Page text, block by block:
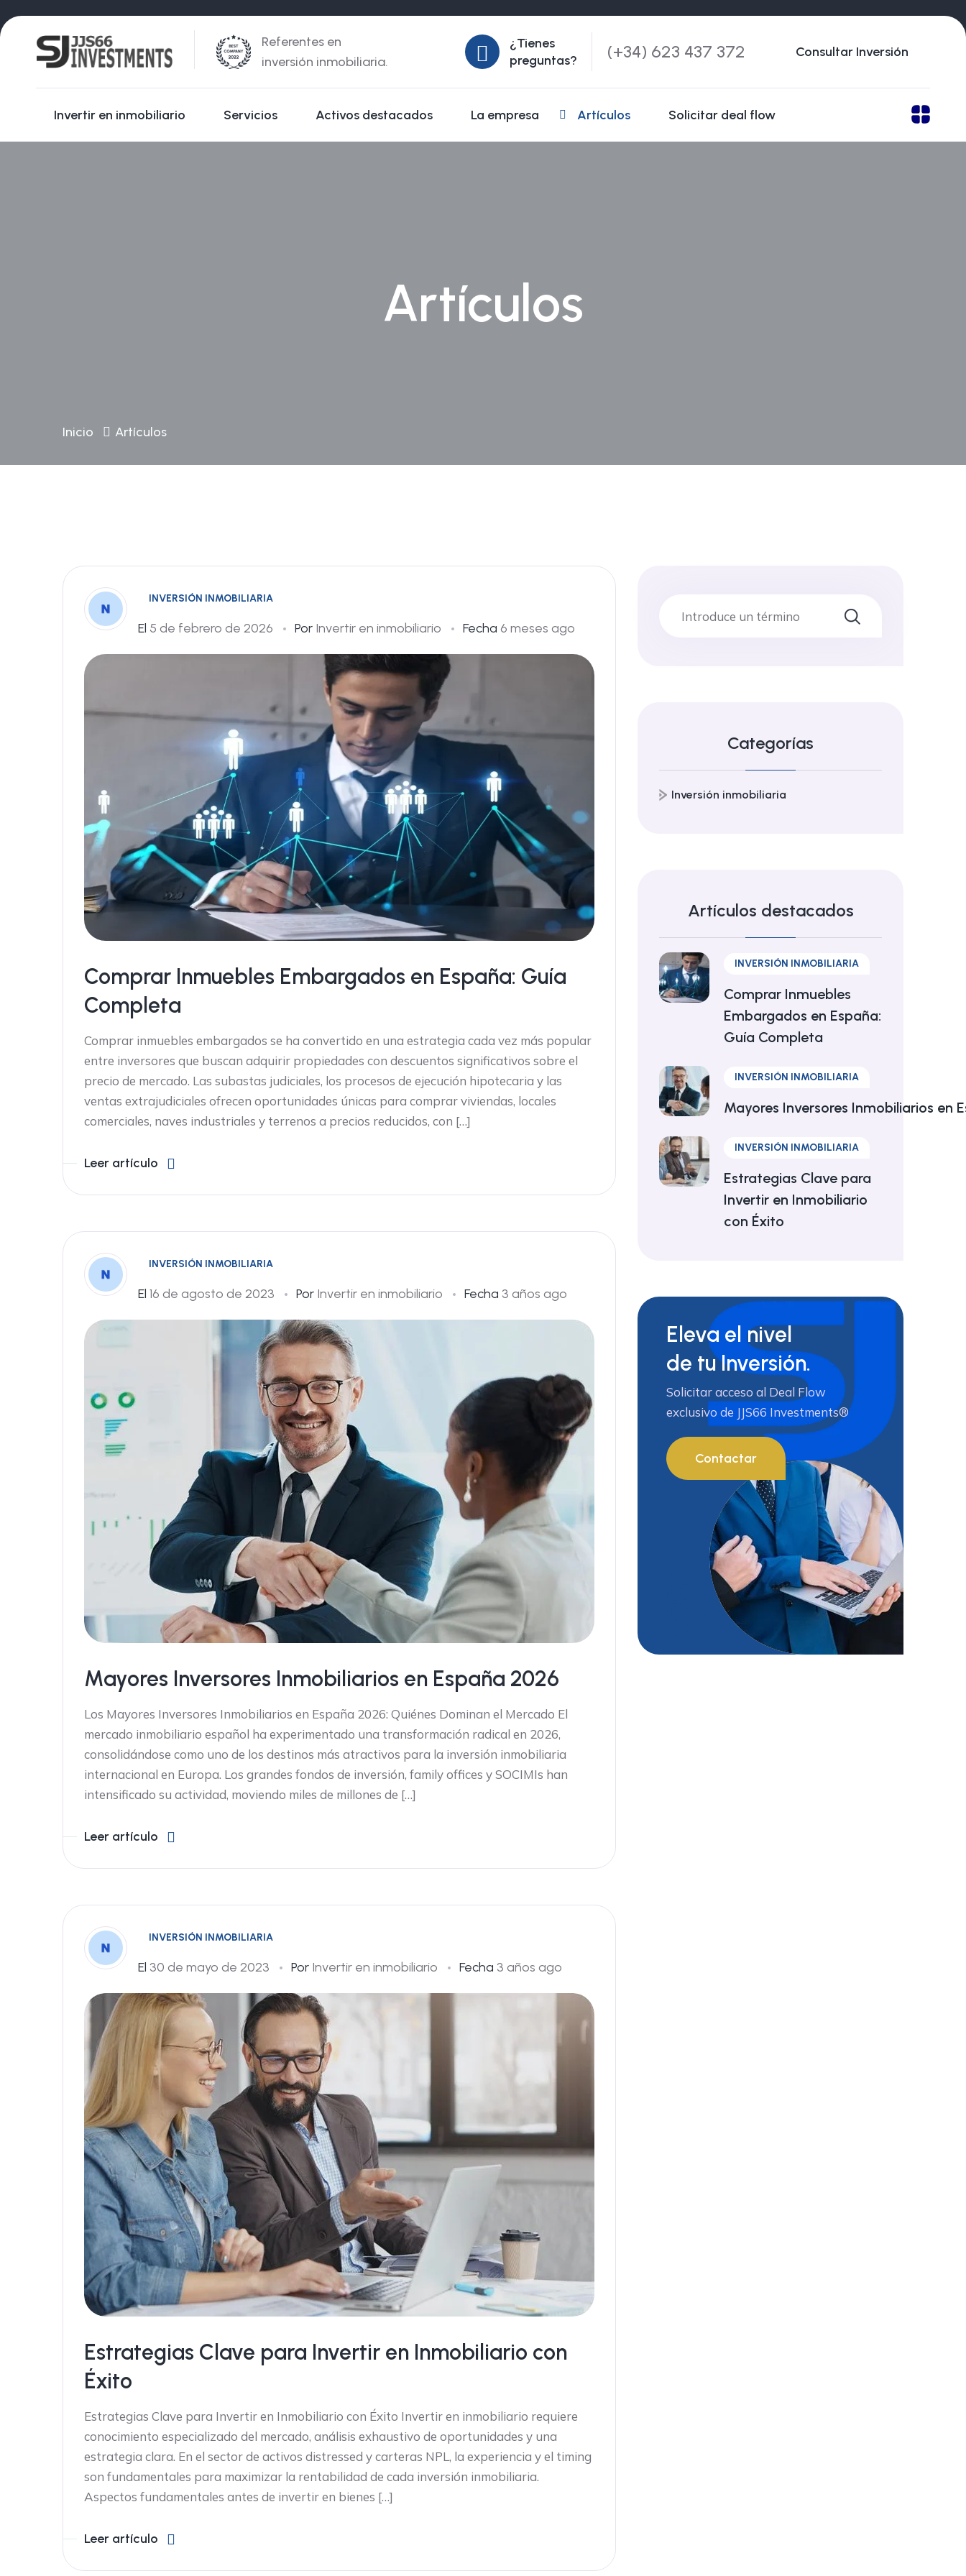
Referentes en
inversión inmobiliaria.
¿Tienes
preguntas?
(+34) 623 437 372 Consultar Inversión
Invertir en inmobiliario Servicios Activos destacados La empresa Artículos Solicitar deal flow
Artículos
Inicio Artículos
INVERSIÓN INMOBILIARIA
El 5 de febrero de 2026 Por Invertir en inmobiliario Fecha 6 meses ago
Comprar Inmuebles Embargados en España: Guía
Completa
Comprar inmuebles embargados se ha convertido en una estrategia cada vez más popular
entre inversores que buscan adquirir propiedades con descuentos significativos sobre el
precio de mercado. Las subastas judiciales, los procesos de ejecución hipotecaria y las
ventas extrajudiciales ofrecen oportunidades únicas para comprar viviendas, locales
comerciales, naves industriales y terrenos a precios reducidos, con […]
Leer artículo
INVERSIÓN INMOBILIARIA
El 16 de agosto de 2023 Por Invertir en inmobiliario Fecha 3 años ago
Mayores Inversores Inmobiliarios en España 2026
Los Mayores Inversores Inmobiliarios en España 2026: Quiénes Dominan el Mercado El
mercado inmobiliario español ha experimentado una transformación radical en 2026,
consolidándose como uno de los destinos más atractivos para la inversión inmobiliaria
internacional en Europa. Los grandes fondos de inversión, family offices y SOCIMIs han
intensificado su actividad, moviendo miles de millones de […]
Leer artículo
INVERSIÓN INMOBILIARIA
El 30 de mayo de 2023 Por Invertir en inmobiliario Fecha 3 años ago
Estrategias Clave para Invertir en Inmobiliario con
Éxito
Estrategias Clave para Invertir en Inmobiliario con Éxito Invertir en inmobiliario requiere
conocimiento especializado del mercado, análisis exhaustivo de oportunidades y una
estrategia clara. En el sector de activos distressed y carteras NPL, la experiencia y el timing
son fundamentales para maximizar la rentabilidad de cada inversión inmobiliaria.
Aspectos fundamentales antes de invertir en bienes […]
Leer artículo
Categorías
Inversión inmobiliaria
Artículos destacados
INVERSIÓN INMOBILIARIA
Comprar Inmuebles
Embargados en España:
Guía Completa
INVERSIÓN INMOBILIARIA
Mayores Inversores Inmobiliarios en
INVERSIÓN INMOBILIARIA
Estrategias Clave para
Invertir en Inmobiliario
con Éxito
Eleva el nivel
de tu Inversión.
Solicitar acceso al Deal Flow
exclusivo de JJS66 Investments®
Contactar